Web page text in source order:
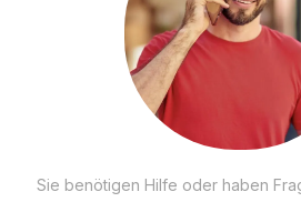
Sie benötigen Hilfe oder haben